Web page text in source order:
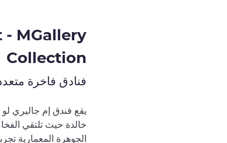
- MGallery
Collection
فنادق فاخرة
يقع فندق إم جاليري
خالدة حيث تلتقي
الجوهرة المعمارية